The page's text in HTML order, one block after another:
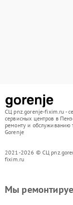
СЦ pnz.gorenje-fixim.ru -
сервисных центров в
ремонту и обслуживанию
Gorenje
2021-2026 © СЦ
fixim.ru
Мы